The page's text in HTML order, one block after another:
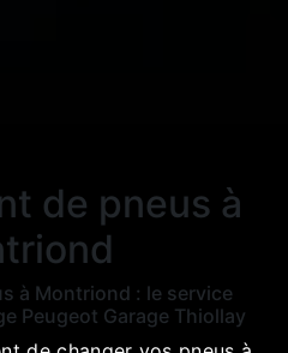
de pneus à
à Montriond : le service
Peugeot Garage Thiollay